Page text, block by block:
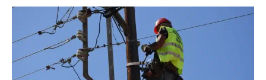
Εύβοια: Νεκρός ο 35χρονος που πάλευε για τη ζωή του μετά το
τροχαίο με αγριογούρουνο
ΕΙΔΗΣΕΙΣ 6 Αυγούστου 2026 21:47
Άρτα: Συνελήφθησαν δύο στελέχη του ΔΕΔΔΗΕ μετά την έκρηξη
σε μετασχηματιστή και την πυρκαγιά